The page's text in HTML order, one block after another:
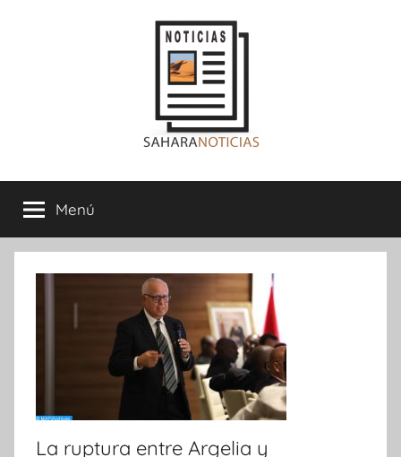
Sahara
Noticias
Menú
La ruptura entre Argelia y